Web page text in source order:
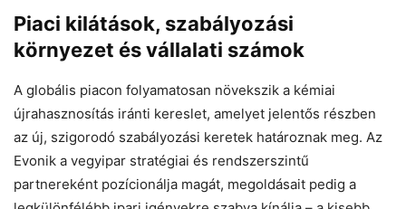
Piaci kilátások, szabályozási
környezet és vállalati számok
A globális piacon folyamatosan növekszik a kémiai
újrahasznosítás iránti kereslet, amelyet jelentős részben
az új, szigorodó szabályozási keretek határoznak meg. Az
Evonik a vegyipar stratégiai és rendszerszintű
partnereként pozícionálja magát, megoldásait pedig a